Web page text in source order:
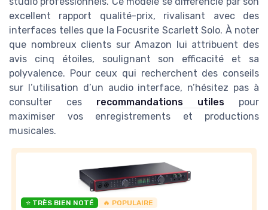
excellent rapport qualité-prix, rivalisant avec des
interfaces telles que la Focusrite Scarlett Solo. À noter
que nombreux clients sur Amazon lui attribuent des
avis cinq étoiles, soulignant son efficacité et sa
polyvalence. Pour ceux qui recherchent des conseils
sur l’utilisation d’un audio interface, n’hésitez pas à
consulter ces recommandations utiles pour
maximiser vos enregistrements et productions
musicales.
⭐ TRÈS BIEN NOTÉ 🔥 POPULAIRE